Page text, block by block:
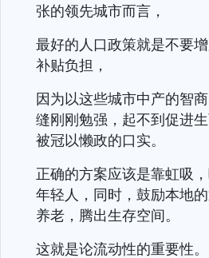
张的领先城市而言，
最好的人口政策就是不要
补贴负担，
因为以这些城市中产的智
缝刚刚勉强，起不到促进
被冠以懒政的口实。
正确的方案应该是靠虹吸
年轻人，同时，鼓励本地
养老，腾出生存空间。
这就是论流动性的重要性。